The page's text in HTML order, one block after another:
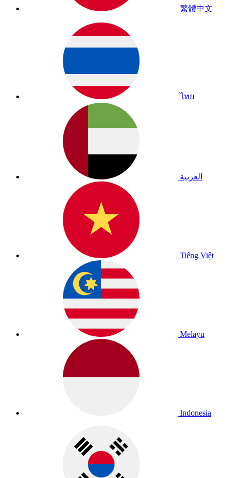
繁體中文
ไทย
العربية
Tiếng Việt
Melayu
Indonesia